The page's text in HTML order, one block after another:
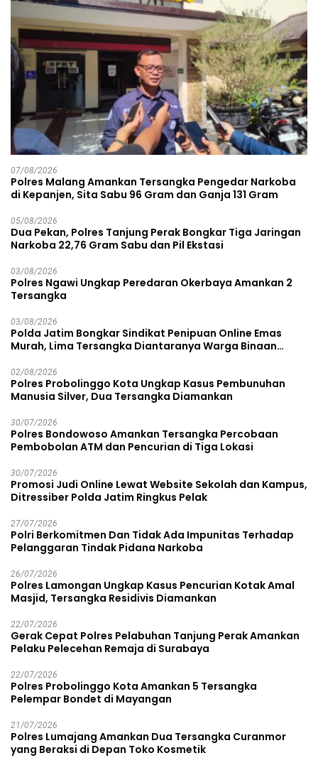
07/08/2026
Polres Malang Amankan Tersangka Pengedar Narkoba
di Kepanjen, Sita Sabu 96 Gram dan Ganja 131 Gram
05/08/2026
Dua Pekan, Polres Tanjung Perak Bongkar Tiga Jaringan
Narkoba 22,76 Gram Sabu dan Pil Ekstasi
03/08/2026
Polres Ngawi Ungkap Peredaran Okerbaya Amankan 2
Tersangka
03/08/2026
Polda Jatim Bongkar Sindikat Penipuan Online Emas
Murah, Lima Tersangka Diantaranya Warga Binaan
02/08/2026
Polres Probolinggo Kota Ungkap Kasus Pembunuhan
Manusia Silver, Dua Tersangka Diamankan
30/07/2026
Polres Bondowoso Amankan Tersangka Percobaan
Pembobolan ATM dan Pencurian di Tiga Lokasi
30/07/2026
Promosi Judi Online Lewat Website Sekolah dan Kampus,
Ditressiber Polda Jatim Ringkus Pelak
27/07/2026
Polri Berkomitmen Dan Tidak Ada Impunitas Terhadap
Pelanggaran Tindak Pidana Narkoba
26/07/2026
Polres Lamongan Ungkap Kasus Pencurian Kotak Amal
Masjid, Tersangka Residivis Diamankan
22/07/2026
Gerak Cepat Polres Pelabuhan Tanjung Perak Amankan
Pelaku Pelecehan Remaja di Surabaya
22/07/2026
Polres Probolinggo Kota Amankan 5 Tersangka
Pelempar Bondet di Mayangan
21/07/2026
Polres Lumajang Amankan Dua Tersangka Curanmor
yang Beraksi di Depan Toko Kosmetik